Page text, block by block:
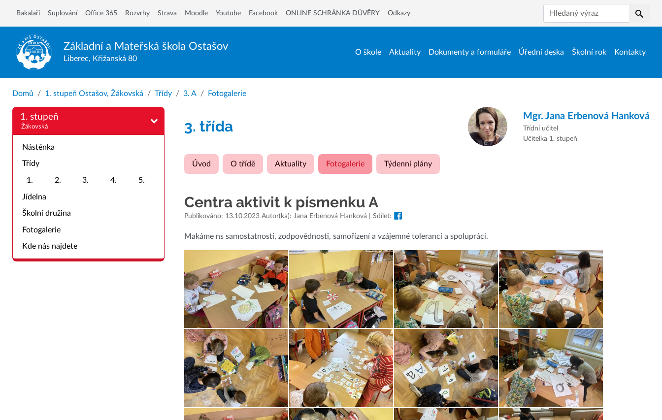
Základní a Mateřská škola Ostašov
Liberec, Křižanská 80
O škole Aktuality Dokumenty a formuláře Úřední deska Školní rok Kontakty
Bakalaři Suplování Office 365 Rozvrhy Strava Moodle Youtube Facebook ONLINE SCHRÁNKA DŮVĚRY Odkazy
Hledat
Domů 1. stupeň Ostašov, Žákovská Třídy 3. A Fotogalerie
1. stupeň
Žákovská
Nástěnka
Třídy
1. 2. 3. 4. 5.
Jídelna
Školní družina
Fotogalerie
Kde nás najdete
3. třída
Mgr. Jana Erbenová Hanková
Třídní učitel
Učitelka 1. stupeň
Úvod O třídě Aktuality Fotogalerie Týdenní plány
Centra aktivit k písmenku A
Publikováno: 13.10.2023 Autor(ka): Jana Erbenová Hanková | Sdílet:
Makáme ns samostatnosti, zodpovědnosti, samořízení a vzájemné toleranci a spolupráci.